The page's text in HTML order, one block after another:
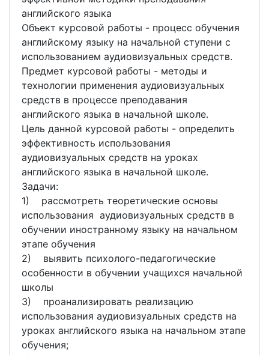
английского языка
Объект курсовой работы - процесс обучения
английскому языку на начальной ступени с
использованием аудиовизуальных средств.
Предмет курсовой работы - методы и
технологии применения аудиовизуальных
средств в процессе преподавания
английского языка в начальной школе.
Цель данной курсовой работы - определить
эффективность использования
аудиовизуальных средств на уроках
английского языка в начальной школе.
Задачи:
1) рассмотреть теоретические основы
использования аудиовизуальных средств в
обучении иностранному языку на начальном
этапе обучения
2) выявить психолого-педагогические
особенности в обучении учащихся начальной
школы
3) проанализировать реализацию
использования аудиовизуальных средств на
уроках английского языка на начальном этапе
обучения;